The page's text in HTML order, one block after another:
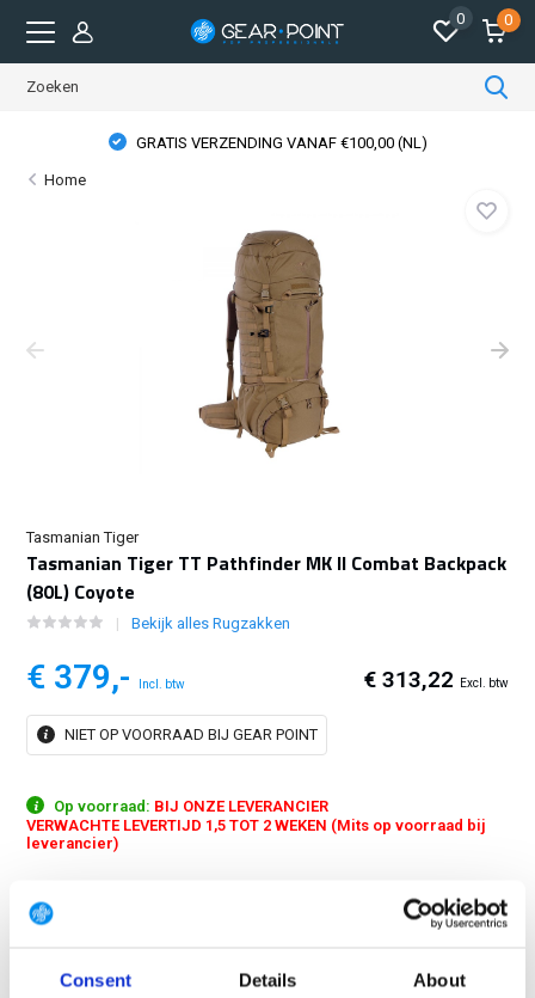
Consent Details About
0 0
GRATIS VERZENDING VANAF €100,00 (NL)
Home
Tasmanian Tiger
Tasmanian Tiger TT Pathfinder MK II Combat Backpack
(80L) Coyote
Bekijk alles Rugzakken
€ 379,- Incl. btw € 313,22 Excl. btw
NIET OP VOORRAAD BIJ GEAR POINT
Op voorraad: BIJ ONZE LEVERANCIER
VERWACHTE LEVERTIJD 1,5 TOT 2 WEKEN (Mits op voorraad bij
leverancier)
variable volume compression flap on the front for helmets etc....